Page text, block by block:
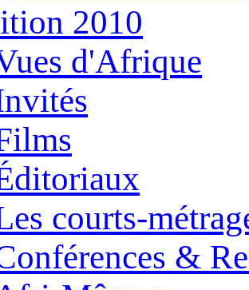
2010
d'Afrique
courts-
&